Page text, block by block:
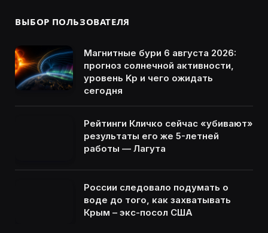
ВЫБОР ПОЛЬЗОВАТЕЛЯ
Магнитные бури 6 августа 2026:
прогноз солнечной активности,
уровень Kp и чего ожидать
сегодня
Рейтинги Кличко сейчас «убивают»
результаты его же 5-летней
работы — Лагута
России следовало подумать о
воде до того, как захватывать
Крым – экс-посол США